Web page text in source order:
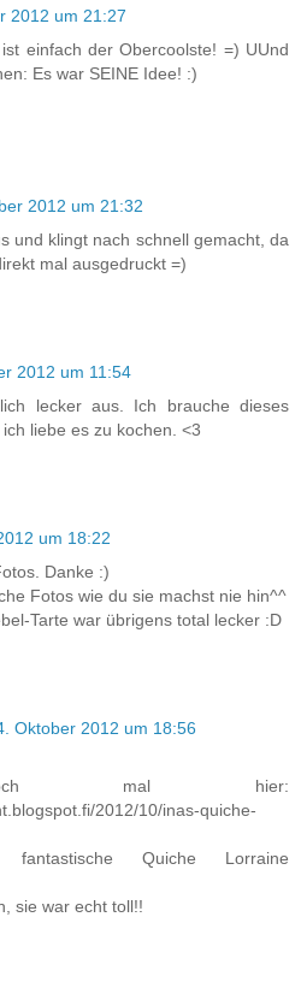
2012 um 21:27
einfach der Obercoolste! =) UUnd
Es war SEINE Idee! :)
2012 um 21:32
und klingt nach schnell gemacht, da
mal ausgedruckt =)
2012 um 11:54
lecker aus. Ich brauche dieses
liebe es zu kochen. <3
um 18:22
Danke :)
Fotos wie du sie machst nie hin^^
Tarte war übrigens total lecker :D
Oktober 2012 um 18:56
mal hier:
2012/10/inas-quiche-
Quiche Lorraine
sie war echt toll!!